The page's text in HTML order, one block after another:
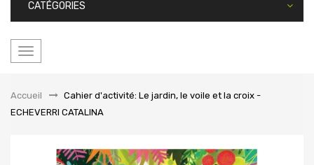
CATÉGORIES
Basculer
Accueil
&gt;Cahier d'activité: Le jardin, le voile et la croix -
ECHEVERRI CATALINA